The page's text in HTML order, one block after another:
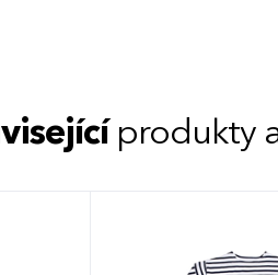
produkty